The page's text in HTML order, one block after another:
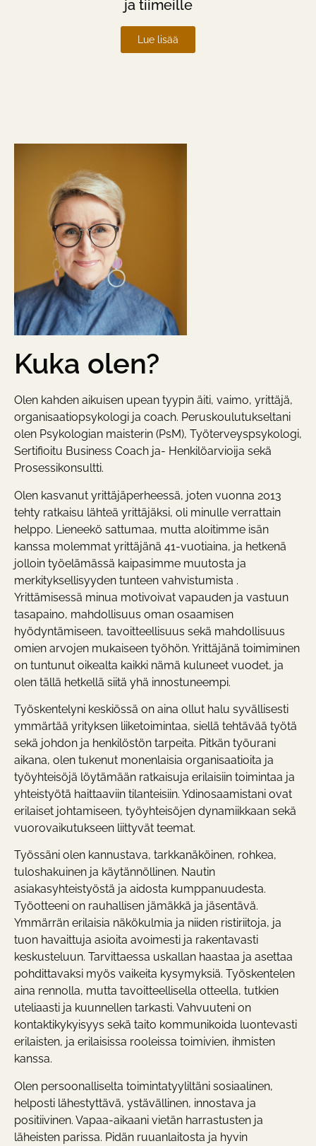
ja tiimeille
Lue lisää
Kuka olen?
Olen kahden aikuisen upean tyypin äiti, vaimo, yrittäjä,
organisaatiopsykologi ja coach. Peruskoulutukseltani
olen Psykologian maisterin (PsM), Työterveyspsykologi,
Sertifioitu Business Coach ja- Henkilöarvioija sekä
Prosessikonsultti.
Olen kasvanut yrittäjäperheessä, joten vuonna 2013
tehty ratkaisu lähteä yrittäjäksi, oli minulle verrattain
helppo. Lieneekö sattumaa, mutta aloitimme isän
kanssa molemmat yrittäjänä 41-vuotiaina, ja hetkenä
jolloin työelämässä kaipasimme muutosta ja
merkityksellisyyden tunteen vahvistumista .
Yrittämisessä minua motivoivat vapauden ja vastuun
tasapaino, mahdollisuus oman osaamisen
hyödyntämiseen, tavoitteellisuus sekä mahdollisuus
omien arvojen mukaiseen työhön. Yrittäjänä toimiminen
on tuntunut oikealta kaikki nämä kuluneet vuodet, ja
olen tällä hetkellä siitä yhä innostuneempi.
Työskentelyni keskiössä on aina ollut halu syvällisesti
ymmärtää yrityksen liiketoimintaa, siellä tehtävää työtä
sekä johdon ja henkilöstön tarpeita. Pitkän työurani
aikana, olen tukenut monenlaisia organisaatioita ja
työyhteisöjä löytämään ratkaisuja erilaisiin toimintaa ja
yhteistyötä haittaaviin tilanteisiin. Ydinosaamistani ovat
erilaiset johtamiseen, työyhteisöjen dynamiikkaan sekä
vuorovaikutukseen liittyvät teemat.
Työssäni olen kannustava, tarkkanäköinen, rohkea,
tuloshakuinen ja käytännöllinen. Nautin
asiakasyhteistyöstä ja aidosta kumppanuudesta.
Työotteeni on rauhallisen jämäkkä ja jäsentävä.
Ymmärrän erilaisia näkökulmia ja niiden ristiriitoja, ja
tuon havaittuja asioita avoimesti ja rakentavasti
keskusteluun. Tarvittaessa uskallan haastaa ja asettaa
pohdittavaksi myös vaikeita kysymyksiä. Työskentelen
aina rennolla, mutta tavoitteellisella otteella, tutkien
uteliaasti ja kuunnellen tarkasti. Vahvuuteni on
kontaktikykyisyys sekä taito kommunikoida luontevasti
erilaisten, ja erilaisissa rooleissa toimivien, ihmisten
kanssa.
Olen persoonalliselta toimintatyyliltäni sosiaalinen,
helposti lähestyttävä, ystävällinen, innostava ja
positiivinen. Vapaa-aikaani vietän harrastusten ja
läheisten parissa. Pidän ruuanlaitosta ja hyvin